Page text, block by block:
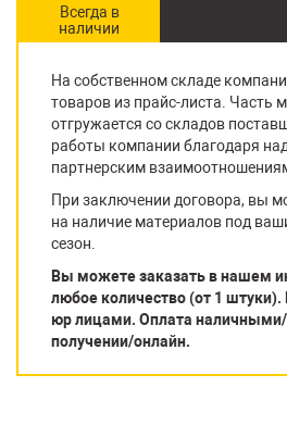
Всегда в
наличии
На собственном складе
товаров из прайс-листа. Часть
отгружается со складов
работы компании благодаря
партнерским
При заключении договора, вы
на наличие материалов под
сезон.
Вы можете заказать в нашем
любое количество (от 1
юр лицами. Оплата наличными/
получении/онлайн.